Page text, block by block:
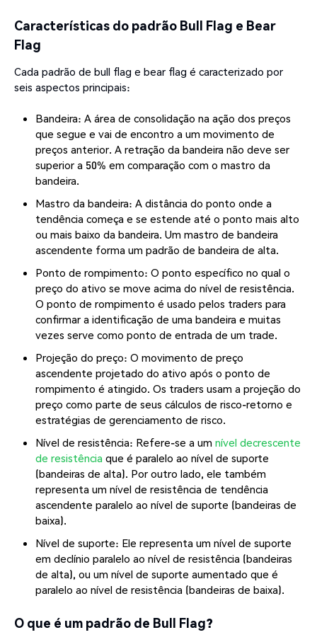
Características do padrão Bull Flag e Bear
Flag
Cada padrão de bull flag e bear flag é caracterizado por
seis aspectos principais:
Bandeira: A área de consolidação na ação dos preços
que segue e vai de encontro a um movimento de
preços anterior. A retração da bandeira não deve ser
superior a 50% em comparação com o mastro da
bandeira.
Mastro da bandeira: A distância do ponto onde a
tendência começa e se estende até o ponto mais alto
ou mais baixo da bandeira. Um mastro de bandeira
ascendente forma um padrão de bandeira de alta.
Ponto de rompimento: O ponto específico no qual o
preço do ativo se move acima do nível de resistência.
O ponto de rompimento é usado pelos traders para
confirmar a identificação de uma bandeira e muitas
vezes serve como ponto de entrada de um trade.
Projeção do preço: O movimento de preço
ascendente projetado do ativo após o ponto de
rompimento é atingido. Os traders usam a projeção do
preço como parte de seus cálculos de risco-retorno e
estratégias de gerenciamento de risco.
Nível de resistência: Refere-se a um nível decrescente
de resistência que é paralelo ao nível de suporte
(bandeiras de alta). Por outro lado, ele também
representa um nível de resistência de tendência
ascendente paralelo ao nível de suporte (bandeiras de
baixa).
Nível de suporte: Ele representa um nível de suporte
em declínio paralelo ao nível de resistência (bandeiras
de alta), ou um nível de suporte aumentado que é
paralelo ao nível de resistência (bandeiras de baixa).
O que é um padrão de Bull Flag?